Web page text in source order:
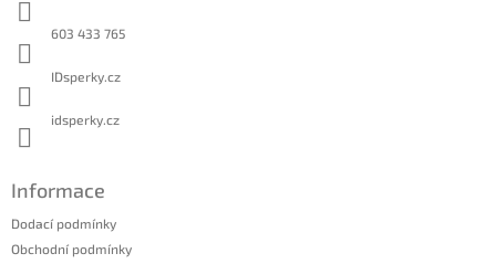
603 433 765
IDsperky.cz
idsperky.cz
Informace
Dodací podmínky
Obchodní podmínky